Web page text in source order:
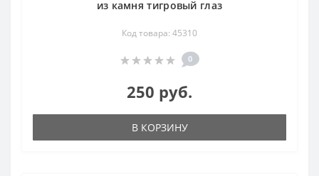
из камня тигровый глаз
Код товара: 45310
0
250 руб.
В КОРЗИНУ